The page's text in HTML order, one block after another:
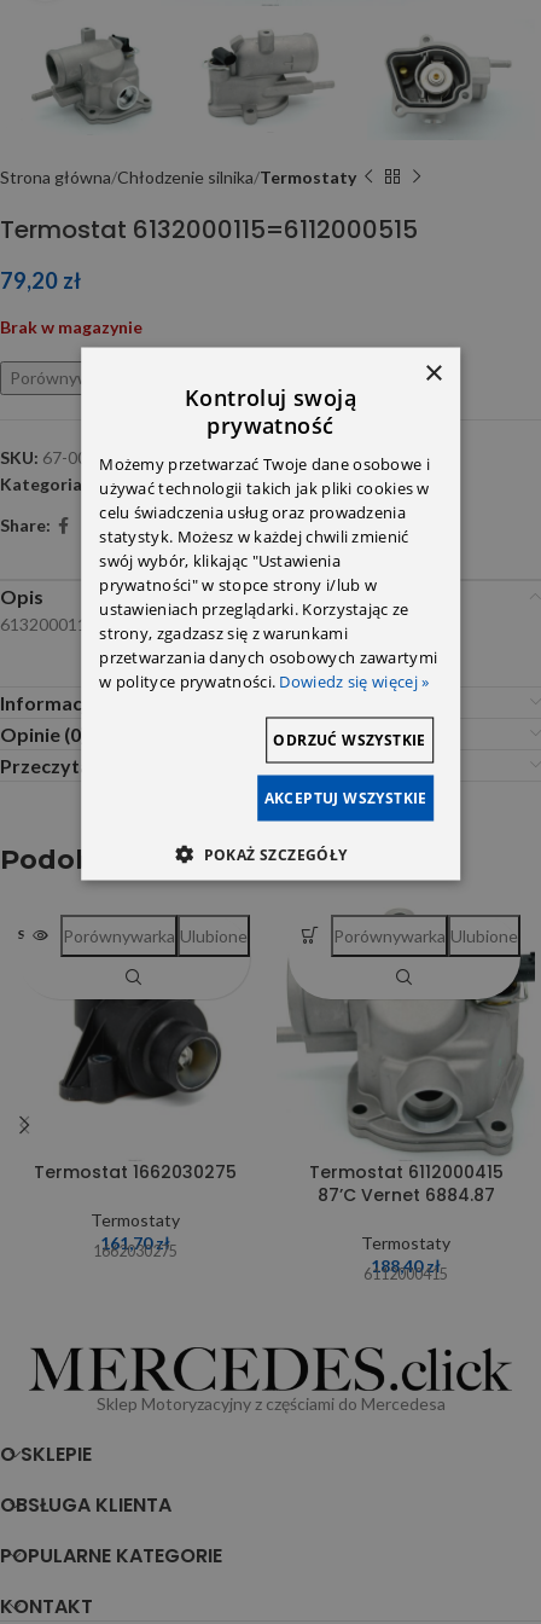
Strona główna Chłodzenie silnika Termostaty
Termostat 6132000115=6112000515
79,20 zł
Brak w magazynie
Porównywarka
SKU: 67-0034 MG
Kategoria:
Termostaty
Share:
Opis
6132000115 6112000515 MG
Informacje dodatkowe
Opinie (0)
Przeczytaj Przed Zakupem
Podobne produkty
SOLD OUT
Termostat 1662030275
Termostaty
161,70zł
1662030275
Porównywarka Ulubione
Termostat 6112000415
87’C Vernet 6884.87
Termostaty
188,40zł
6112000415
Porównywarka Ulubione
Sklep Motoryzacyjny z częściami do Mercedesa
O SKLEPIE
OBSŁUGA KLIENTA
POPULARNE KATEGORIE
KONTAKT
×
Kontroluj swoją
prywatność
Możemy przetwarzać Twoje dane osobowe i
używać technologii takich jak pliki cookies w
celu świadczenia usług oraz prowadzenia
statystyk. Możesz w każdej chwili zmienić
swój wybór, klikając "Ustawienia
prywatności" w stopce strony i/lub w
ustawieniach przeglądarki. Korzystając ze
strony, zgadzasz się z warunkami
przetwarzania danych osobowych zawartymi
w polityce prywatności. Dowiedz się więcej »
AKCEPTUJ WSZYSTKIE
ODRZUĆ WSZYSTKIE
POKAŻ SZCZEGÓŁY